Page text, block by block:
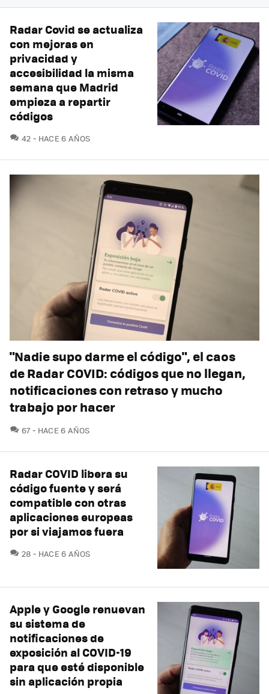
Radar Covid se actualiza
con mejoras en
privacidad y
accesibilidad la misma
semana que Madrid
empieza a repartir
códigos
42 COMENTARIOS
HACE 6 AÑOS
"Nadie supo darme el código", el caos
de Radar COVID: códigos que no llegan,
notificaciones con retraso y mucho
trabajo por hacer
67COMENTARIOS
HACE 6 AÑOS
Radar COVID libera su
código fuente y será
compatible con otras
aplicaciones europeas
por si viajamos fuera
28 COMENTARIOS
HACE 6 AÑOS
Apple y Google renuevan
su sistema de
notificaciones de
exposición al COVID-19
para que esté disponible
sin aplicación propia